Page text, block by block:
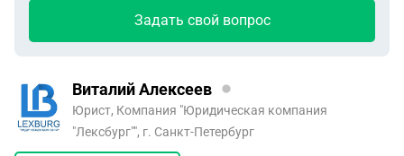
Задать свой вопрос
Виталий Алексеев
Юрист, Компания "Юридическая компания
"Лексбург"", г. Санкт-Петербург